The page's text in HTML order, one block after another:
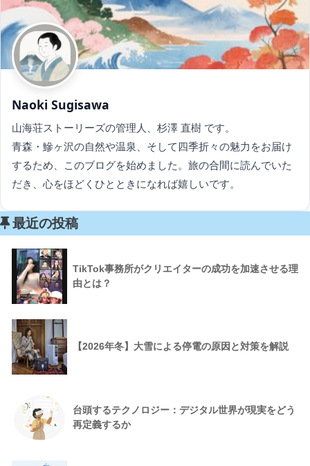
Naoki Sugisawa
山海荘ストーリーズの管理人、杉澤 直樹 です。
青森・鰺ヶ沢の自然や温泉、そして四季折々の魅力をお届け
するため、このブログを始めました。旅の合間に読んでいた
だき、心をほどくひとときになれば嬉しいです。
最近の投稿
TikTok事務所がクリエイターの成功を加速させる理
由とは？
【2026年冬】大雪による停電の原因と対策を解説
台頭するテクノロジー：デジタル世界が現実をどう
再定義するか